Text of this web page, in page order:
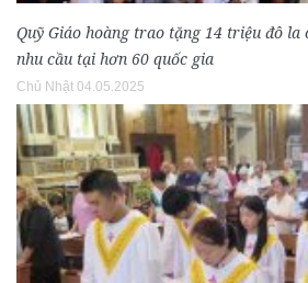
Quỹ Giáo hoàng trao tặng 14 triệu đô la
nhu cầu tại hơn 60 quốc gia
Chủ Nhật 04.05.2025